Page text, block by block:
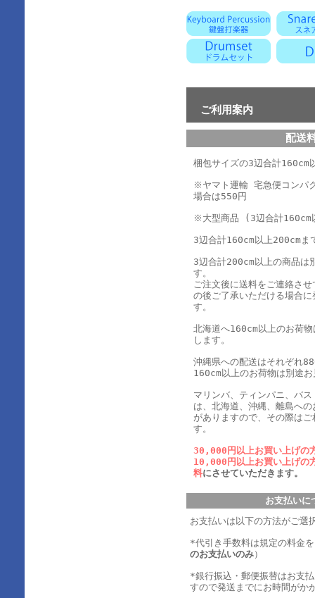
ご利用案内
配送
梱包サイズの3辺合計
※ヤマト運輸 宅急便コンパ
場合は550円
※大型商品 (3辺合計160cm
3辺合計160cm以上200cm
3辺合計200cm以上の商品は
す。
ご注文後に送料をご連絡さ
の後ご了承いただける場合
す。
北海道へ160cm以上のお荷
します。
沖縄県への配送はそれぞれ
160cm以上のお荷物は別途
マリンバ、ティンパニ、バ
は、北海道、沖縄、離島へ
がありますので、その際は
す。
30,000円以上お買い上げの
10,000円以上お買い上げの
料にさせていただきます。
お支払いに
お支払いは以下の方法がご選
*代引き手数料は規定の料金
のお支払いのみ）
*銀行振込・郵便振替はお支
すので発送までにお時間がか